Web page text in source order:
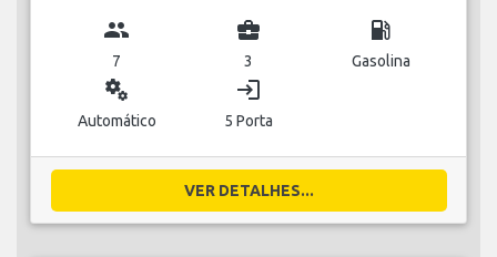
group
7
business_center
3
local_gas_station
Gasolina
miscellaneous_services
Automático
login
5 Porta
VER DETALHES...